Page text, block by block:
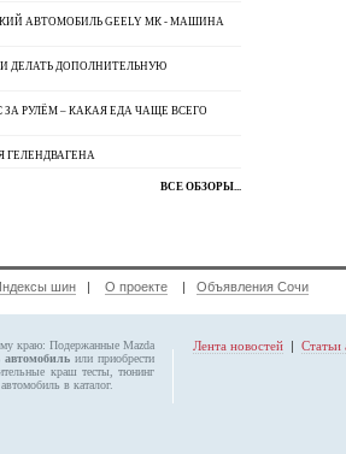
АВТОМОБИЛЬ GEELY МК - МАШИНА
ДЕЛАТЬ ДОПОЛНИТЕЛЬНУЮ
ЗА РУЛЁМ – КАКАЯ ЕДА ЧАЩЕ ВСЕГО
ГЕЛЕНДВАГЕНА
ВСЕ ОБЗОРЫ...
шин | О проекте | Объявления Сочи
краю: Подержанные Mazda
автомобиль или приобрести
краш тесты, тюнинг
в каталог.
Лента новостей | Статьи